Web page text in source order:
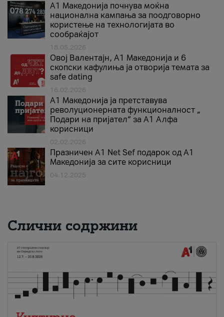
A1 Македонија почнува моќна
национална кампања за поодговорно
користење на технологијата во
сообраќајот
18.05.2026
Овој Валентајн, A1 Македонија и 6
скопски кафулиња ја отворија темата за
safe dating
16.02.2026
А1 Македонија ја претставува
револуционерната функционалност „
Подари на пријател“ за А1 Алфа
корисници
02.02.2026
Празничен A1 Net Sеf подарок од А1
Македонија за сите корисници
04.12.2025
Слични содржини